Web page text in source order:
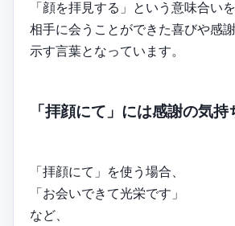
「顔を拝見する」という意味合いを
相手に会うことができた喜びや感
示す言葉となっています。
「拝顔にて」には感謝の気
「拝顔にて」を使う場合、
「お会いできて光栄です」
など、